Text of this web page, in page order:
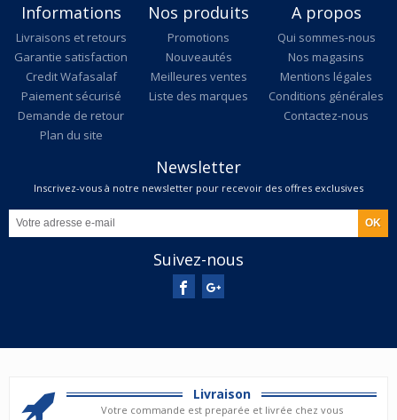
Informations
Livraisons et retours
Garantie satisfaction
Credit Wafasalaf
Paiement sécurisé
Demande de retour
Plan du site
Nos produits
Promotions
Nouveautés
Meilleures ventes
Liste des marques
A propos
Qui sommes-nous
Nos magasins
Mentions légales
Conditions générales
Contactez-nous
Newsletter
Inscrivez-vous à notre newsletter pour recevoir des offres exclusives
Suivez-nous
Livraison
Votre commande est preparée et livrée chez vous